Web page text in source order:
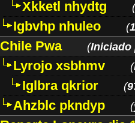
Xkketl nhydtg (
Igbvhp nhuleo (
Chile Pwa (Iniciado
Lyrojo xsbhmv (
Iglbra qkrior (
Ahzblc pkndyp (